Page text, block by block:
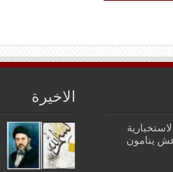
ينامون
الاخيرة